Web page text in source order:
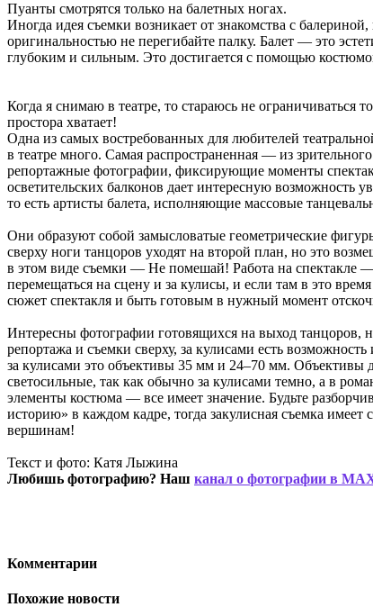
Пуанты смотрятся только на балетных ногах.
Иногда идея съемки возникает от знакомства с
оригинальностью не перегибайте палку. Балет — это
глубоким и сильным. Это достигается с помощью
Когда я снимаю в театре, то стараюсь не
простора хватает!
Одна из самых востребованных для любителей
в театре много. Самая распространенная — из
репортажные фотографии, фиксирующие моменты
осветительских балконов дает интересную возможность
то есть артисты балета, исполняющие массовые
Они образуют собой замысловатые геометрические
сверху ноги танцоров уходят на второй план, но это
в этом виде съемки — Не помешай! Работа на спектакле
перемещаться на сцену и за кулисы, и если там в это
сюжет спектакля и быть готовым в нужный момент
Интересны фотографии готовящихся на выход танцоров,
репортажа и съемки сверху, за кулисами есть
за кулисами это объективы 35 мм и 24–70 мм. Объективы
светосильные, так как обычно за кулисами темно, а в
элементы костюма — все имеет значение. Будьте
историю» в каждом кадре, тогда закулисная съемка
вершинам!
Текст и фото: Катя Лыжина
Любишь фотографию? Наш канал о фотографии в
Комментарии
Похожие новости